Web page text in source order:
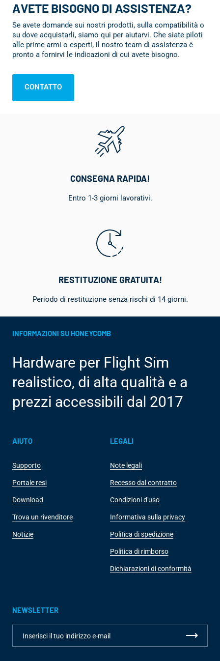
AVETE BISOGNO DI ASSISTENZA?
Se avete domande sui nostri prodotti, sulla compatibilità o
su dove acquistarli, siamo qui per aiutarvi. Che siate piloti
alle prime armi o esperti, il nostro team di assistenza è
pronto a fornirvi le indicazioni di cui avete bisogno.
CONTATTO
CONSEGNA RAPIDA!
Entro 1-3 giorni lavorativi.
RESTITUZIONE GRATUITA!
Periodo di restituzione senza rischi di 14 giorni.
INFORMAZIONI SU HONEYCOMB
Hardware per Flight Sim
realistico, di alta qualità e a
prezzi accessibili dal 2017
AIUTO
Supporto
Portale resi
Download
Trova un rivenditore
Notizie
LEGALI
Note legali
Recesso dal contratto
Condizioni d'uso
Informativa sulla privacy
Politica di spedizione
Politica di rimborso
Dichiarazioni di conformità
NEWSLETTER